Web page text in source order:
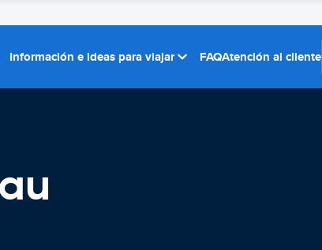
Información e ideas para viajar FAQAtención al cliente